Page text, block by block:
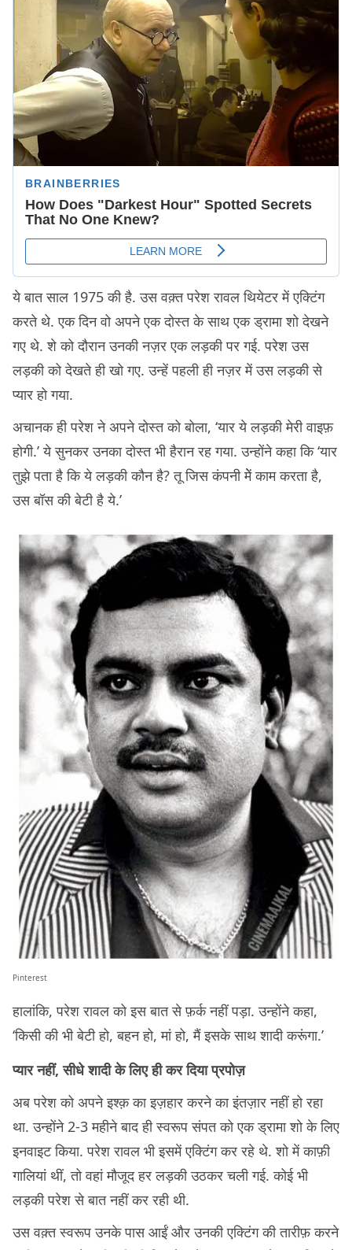
ये बात साल 1975 की है. उस वक़्त परेश रावल थियेटर में एक्टिंग
करते थे. एक दिन वो अपने एक दोस्त के साथ एक ड्रामा शो देखने
गए थे. शे को दौरान उनकी नज़र एक लड़की पर गई. परेश उस
लड़की को देखते ही खो गए. उन्हें पहली ही नज़र में उस लड़की से
प्यार हो गया.
अचानक ही परेश ने अपने दोस्त को बोला, ‘यार ये लड़की मेरी वाइफ़
होगी.’ ये सुनकर उनका दोस्त भी हैरान रह गया. उन्होंने कहा कि ‘यार
तुझे पता है कि ये लड़की कौन है? तू जिस कंपनी मेें काम करता है,
उस बॉस की बेटी है ये.’
Pinterest
हालांकि, परेश रावल को इस बात से फ़र्क नहीं पड़ा. उन्होंने कहा,
‘किसी की भी बेटी हो, बहन हो, मां हो, मैं इसके साथ शादी करूंगा.’
प्यार नहीं, सीधे शादी के लिए ही कर दिया प्रपोज़
अब परेश को अपने इश्क़ का इज़हार करने का इंतज़ार नहीं हो रहा
था. उन्होंने 2-3 महीने बाद ही स्वरूप संपत को एक ड्रामा शो के लिए
इनवाइट किया. परेश रावल भी इसमें एक्टिंग कर रहे थे. शो में काफ़ी
गालियां थीं, तो वहां मौजूद हर लड़की उठकर चली गई. कोई भी
लड़की परेश से बात नहीं कर रही थी.
उस वक़्त स्वरूप उनके पास आईं और उनकी एक्टिंग की तारीफ़ करने